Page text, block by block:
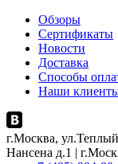
Обзоры
Сертификаты
Новости
Доставка
Способы
Наши
г.Москва,
Нансена д.1 |